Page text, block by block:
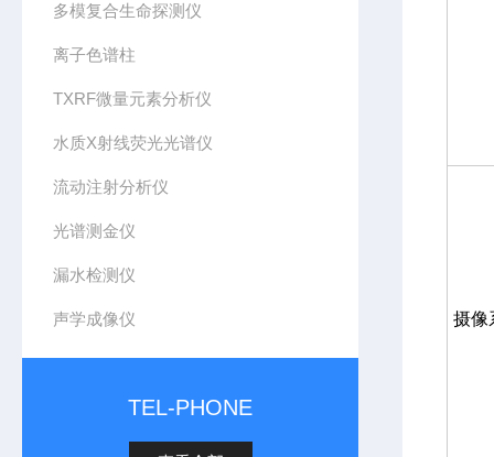
多模复合生命探测仪
离子色谱柱
TXRF微量元素分析仪
水质X射线荧光光谱仪
流动注射分析仪
光谱测金仪
漏水检测仪
声学成像仪
TEL-PHONE
摄像